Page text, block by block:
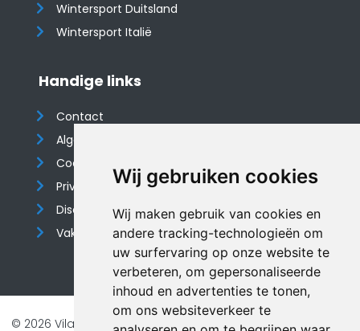
Wij gebruiken cookies
Wij maken gebruik van cookies en
andere tracking-technologieën om
uw surfervaring op onze website te
verbeteren, om gepersonaliseerde
inhoud en advertenties te tonen,
om ons websiteverkeer te
Wintersport Duitsland
Wintersport Italië
Handige links
Contact
Algemene voorwaarden
Cookieverklaring
Privacyverklaring
Disclaimer
Vakantiehuis website
© 2026 Vilando Vakantiehuizen |Website door FalcoTravel